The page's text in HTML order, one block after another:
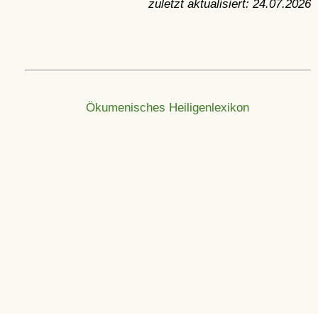
zuletzt aktualisiert: 24.07.2026
Ökumenisches Heiligenlexikon